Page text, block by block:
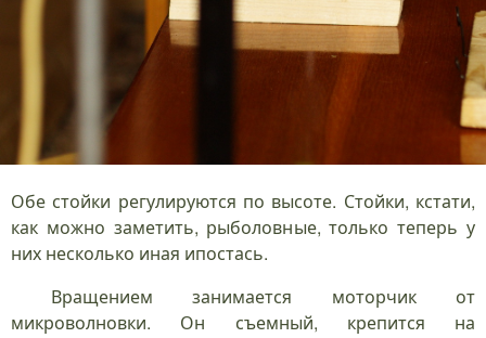
Обе стойки регулируются по высоте. Стойки, кстати,
как можно заметить, рыболовные, только теперь у
них несколько иная ипостась.
Вращением занимается моторчик от
микроволновки. Он съемный, крепится на